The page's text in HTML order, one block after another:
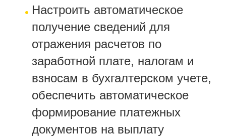
Настроить автоматическое
получение сведений для
отражения расчетов по
заработной плате, налогам и
взносам в бухгалтерском учете,
обеспечить автоматическое
формирование платежных
документов на выплату